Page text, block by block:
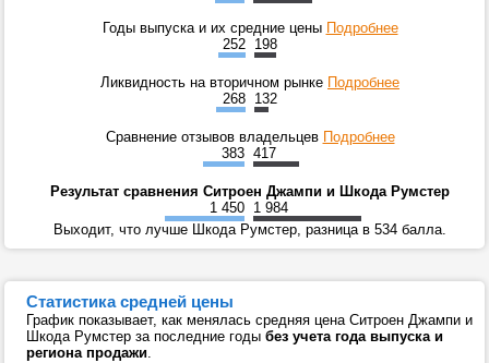
Годы выпуска и их средние цены Подробнее
252 198
Ликвидность на вторичном рынке Подробнее
268 132
Сравнение отзывов владельцев Подробнее
383 417
Результат сравнения Ситроен Джампи и Шкода Румстер
1 450 1 984
Выходит, что лучше Шкода Румстер, разница в 534 балла.
Статистика средней цены
График показывает, как менялась средняя цена Ситроен Джампи и
Шкода Румстер за последние годы без учета года выпуска и
региона продажи.